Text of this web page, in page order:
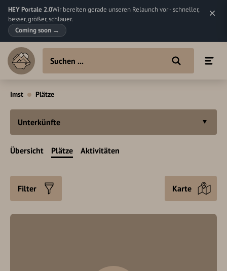
HEY Portale 2.0Wir bereiten gerade unseren Relaunch vor - schneller,
besser, größer, schlauer.
Coming soon →
Imst Plätze
Unterkünfte
Übersicht Plätze Aktivitäten
Filter Karte